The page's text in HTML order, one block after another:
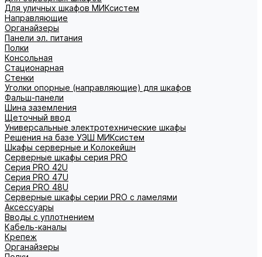
Для уличных шкафов МИКсистем
Направляющие
Органайзеры
Панели эл. питания
Полки
Консольная
Стационарная
Стенки
Уголки опорные (направляющие) для шкафов
Фальш-панели
Шина заземления
Щеточный ввод
Универсальные электротехнические шкафы
Решения на базе УЭШ МИКсистем
Шкафы серверные и Колокейшн
Серверные шкафы серия PRO
Серия PRO 42U
Серия PRO 47U
Серия PRO 48U
Серверные шкафы серии PRO с ламелями
Аксессуары
Вводы с уплотнением
Кабель-каналы
Крепеж
Органайзеры